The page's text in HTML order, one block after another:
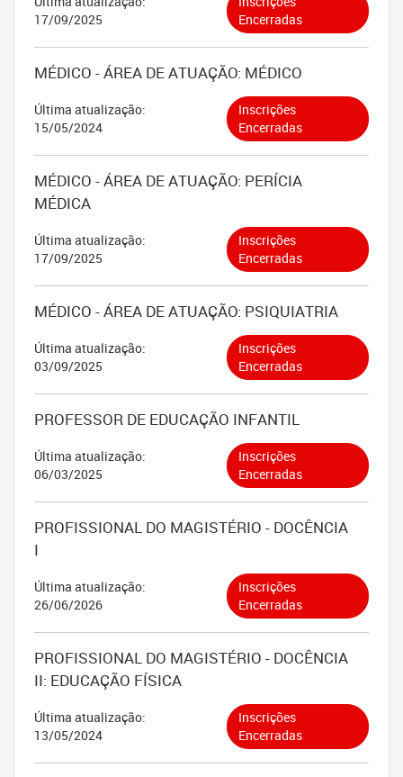
17/09/2025
Encerradas
MÉDICO - ÁREA DE ATUAÇÃO: MÉDICO
Última atualização:
15/05/2024
Inscrições
Encerradas
MÉDICO - ÁREA DE ATUAÇÃO: PERÍCIA
MÉDICA
Última atualização:
17/09/2025
Inscrições
Encerradas
MÉDICO - ÁREA DE ATUAÇÃO: PSIQUIATRIA
Última atualização:
03/09/2025
Inscrições
Encerradas
PROFESSOR DE EDUCAÇÃO INFANTIL
Última atualização:
06/03/2025
Inscrições
Encerradas
PROFISSIONAL DO MAGISTÉRIO - DOCÊNCIA
I
Última atualização:
26/06/2026
Inscrições
Encerradas
PROFISSIONAL DO MAGISTÉRIO - DOCÊNCIA
II: EDUCAÇÃO FÍSICA
Última atualização:
13/05/2024
Inscrições
Encerradas